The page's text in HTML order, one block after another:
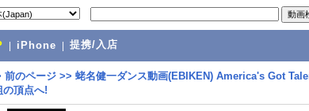
iPhone 提携/入店
前のページ >> 蛯名健一ダンス動画(EBIKEN) America's Got
の頂点へ!